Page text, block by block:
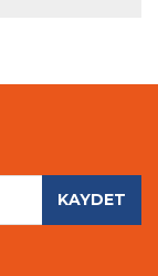
KAYDET